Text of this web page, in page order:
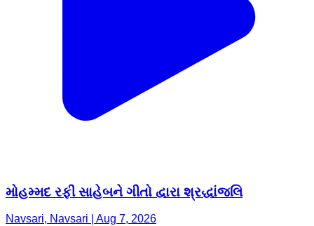
મોહમ્મદ રફી સાહેબને ગીતો દ્વારા શ્રદ્ધાંજલિ
Navsari, Navsari | Aug 7, 2026